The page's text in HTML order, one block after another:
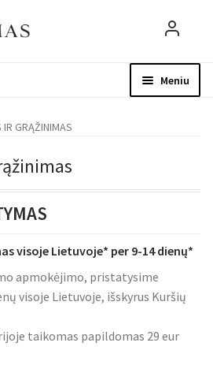
Meniu
IR GRĄŽINIMAS
visoje Lietuvoje* per 9-14 dienų*
apmokėjimo, pristatysime
visoje Lietuvoje, išskyrus Kuršių
taikomas papildomas 29 eur